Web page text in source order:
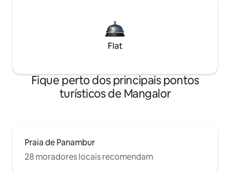
Flat
Fique perto dos principais pontos
turísticos de Mangalor
Praia de Panambur
28 moradores locais recomendam